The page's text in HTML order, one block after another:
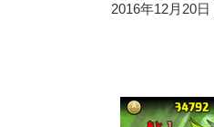
2016年12月20日